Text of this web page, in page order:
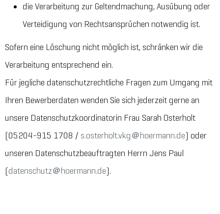
die Verarbeitung zur Geltendmachung, Ausübung oder
Verteidigung von Rechtsansprüchen notwendig ist.
Sofern eine Löschung nicht möglich ist, schränken wir die
Verarbeitung entsprechend ein.
Für jegliche datenschutzrechtliche Fragen zum Umgang mit
Ihren Bewerberdaten wenden Sie sich jederzeit gerne an
unsere Datenschutzkoordinatorin Frau Sarah Osterholt
(05204-915 1708 / s.osterholt.vkg＠hoermann.de) oder
unseren Datenschutzbeauftragten Herrn Jens Paul
(datenschutz＠hoermann.de).